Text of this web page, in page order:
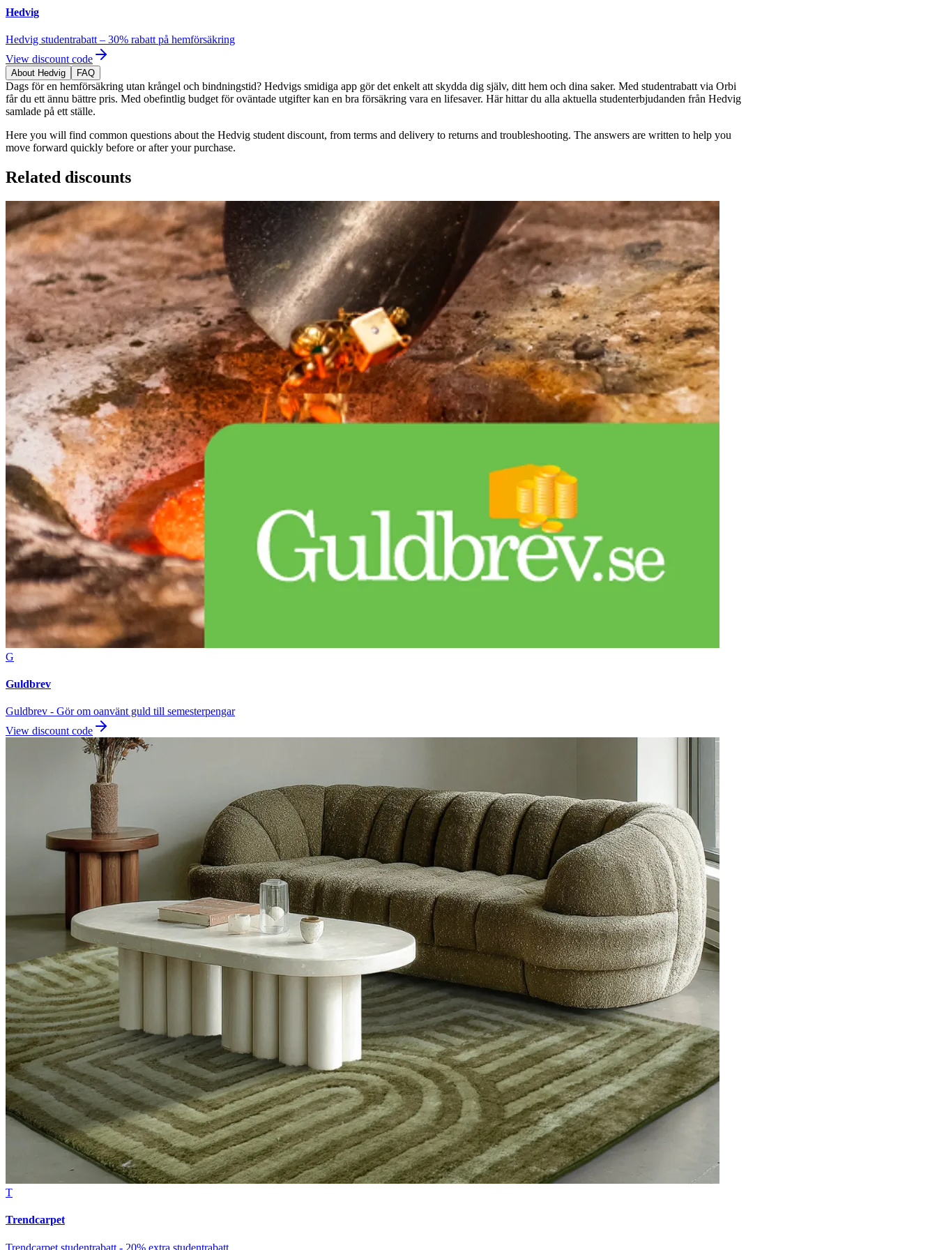
Hedvig
Hedvig studentrabatt – 30% rabatt på hemförsäkring
View discount code
About Hedvig FAQ
Dags för en hemförsäkring utan krångel och bindningstid? Hedvigs smidiga app gör det enkelt att skydda dig själv, ditt hem och dina saker. Med studentrabatt via Orbi
får du ett ännu bättre pris. Med obefintlig budget för oväntade utgifter kan en bra försäkring vara en lifesaver. Här hittar du alla aktuella studenterbjudanden från Hedvig
samlade på ett ställe.
Here you will find common questions about the Hedvig student discount, from terms and delivery to returns and troubleshooting. The answers are written to help you
move forward quickly before or after your purchase.
Related discounts
G
Guldbrev
Guldbrev - Gör om oanvänt guld till semesterpengar
View discount code
T
Trendcarpet
Trendcarpet studentrabatt - 20% extra studentrabatt